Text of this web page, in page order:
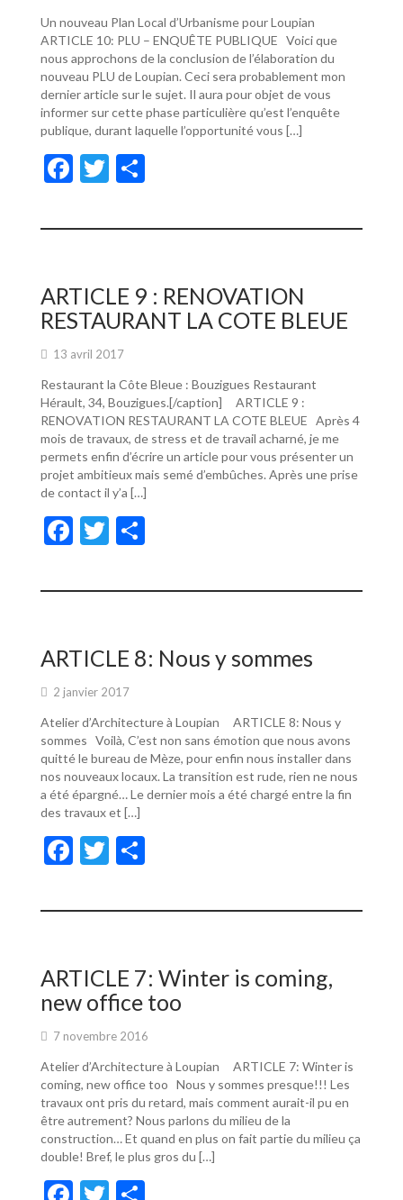
Un nouveau Plan Local d’Urbanisme pour Loupian
ARTICLE 10: PLU – ENQUÊTE PUBLIQUE Voici que
nous approchons de la conclusion de l’élaboration du
nouveau PLU de Loupian. Ceci sera probablement mon
dernier article sur le sujet. Il aura pour objet de vous
informer sur cette phase particulière qu’est l’enquête
publique, durant laquelle l’opportunité vous […]
F
e
o
o
k
T
itt ta
er
ARTICLE 9 : RENOVATION
RESTAURANT LA COTE BLEUE
13 avril 2017
Restaurant la Côte Bleue : Bouzigues Restaurant
Hérault, 34, Bouzigues.[/caption] ARTICLE 9 :
RENOVATION RESTAURANT LA COTE BLEUE Après 4
mois de travaux, de stress et de travail acharné, je me
permets enfin d’écrire un article pour vous présenter un
projet ambitieux mais semé d’embûches. Après une prise
de contact il y’a […]
F
e
o
o
k
T
itt ta
er
ARTICLE 8: Nous y sommes
2 janvier 2017
Atelier d’Architecture à Loupian ARTICLE 8: Nous y
sommes Voilà, C’est non sans émotion que nous avons
quitté le bureau de Mèze, pour enfin nous installer dans
nos nouveaux locaux. La transition est rude, rien ne nous
a été épargné… Le dernier mois a été chargé entre la fin
des travaux et […]
F
e
o
o
k
T
itt ta
er
ARTICLE 7: Winter is coming,
new office too
7 novembre 2016
Atelier d’Architecture à Loupian ARTICLE 7: Winter is
coming, new office too Nous y sommes presque!!! Les
travaux ont pris du retard, mais comment aurait-il pu en
être autrement? Nous parlons du milieu de la
construction… Et quand en plus on fait partie du milieu ça
double! Bref, le plus gros du […]